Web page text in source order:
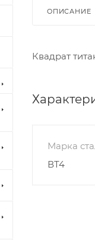
ОПИСАНИЕ
Квадрат
Марка
ВТ4